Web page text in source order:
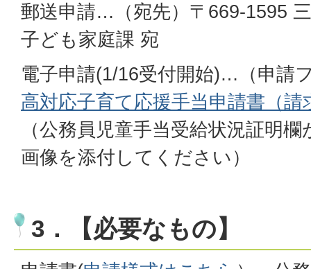
郵送申請…（宛先）〒669-1595
子ども家庭課 宛
電子申請(1/16受付開始)…（申請
高対応子育て応援手当申請書（請
（公務員児童手当受給状況証明
画像を添付してください）
3．【必要なもの】